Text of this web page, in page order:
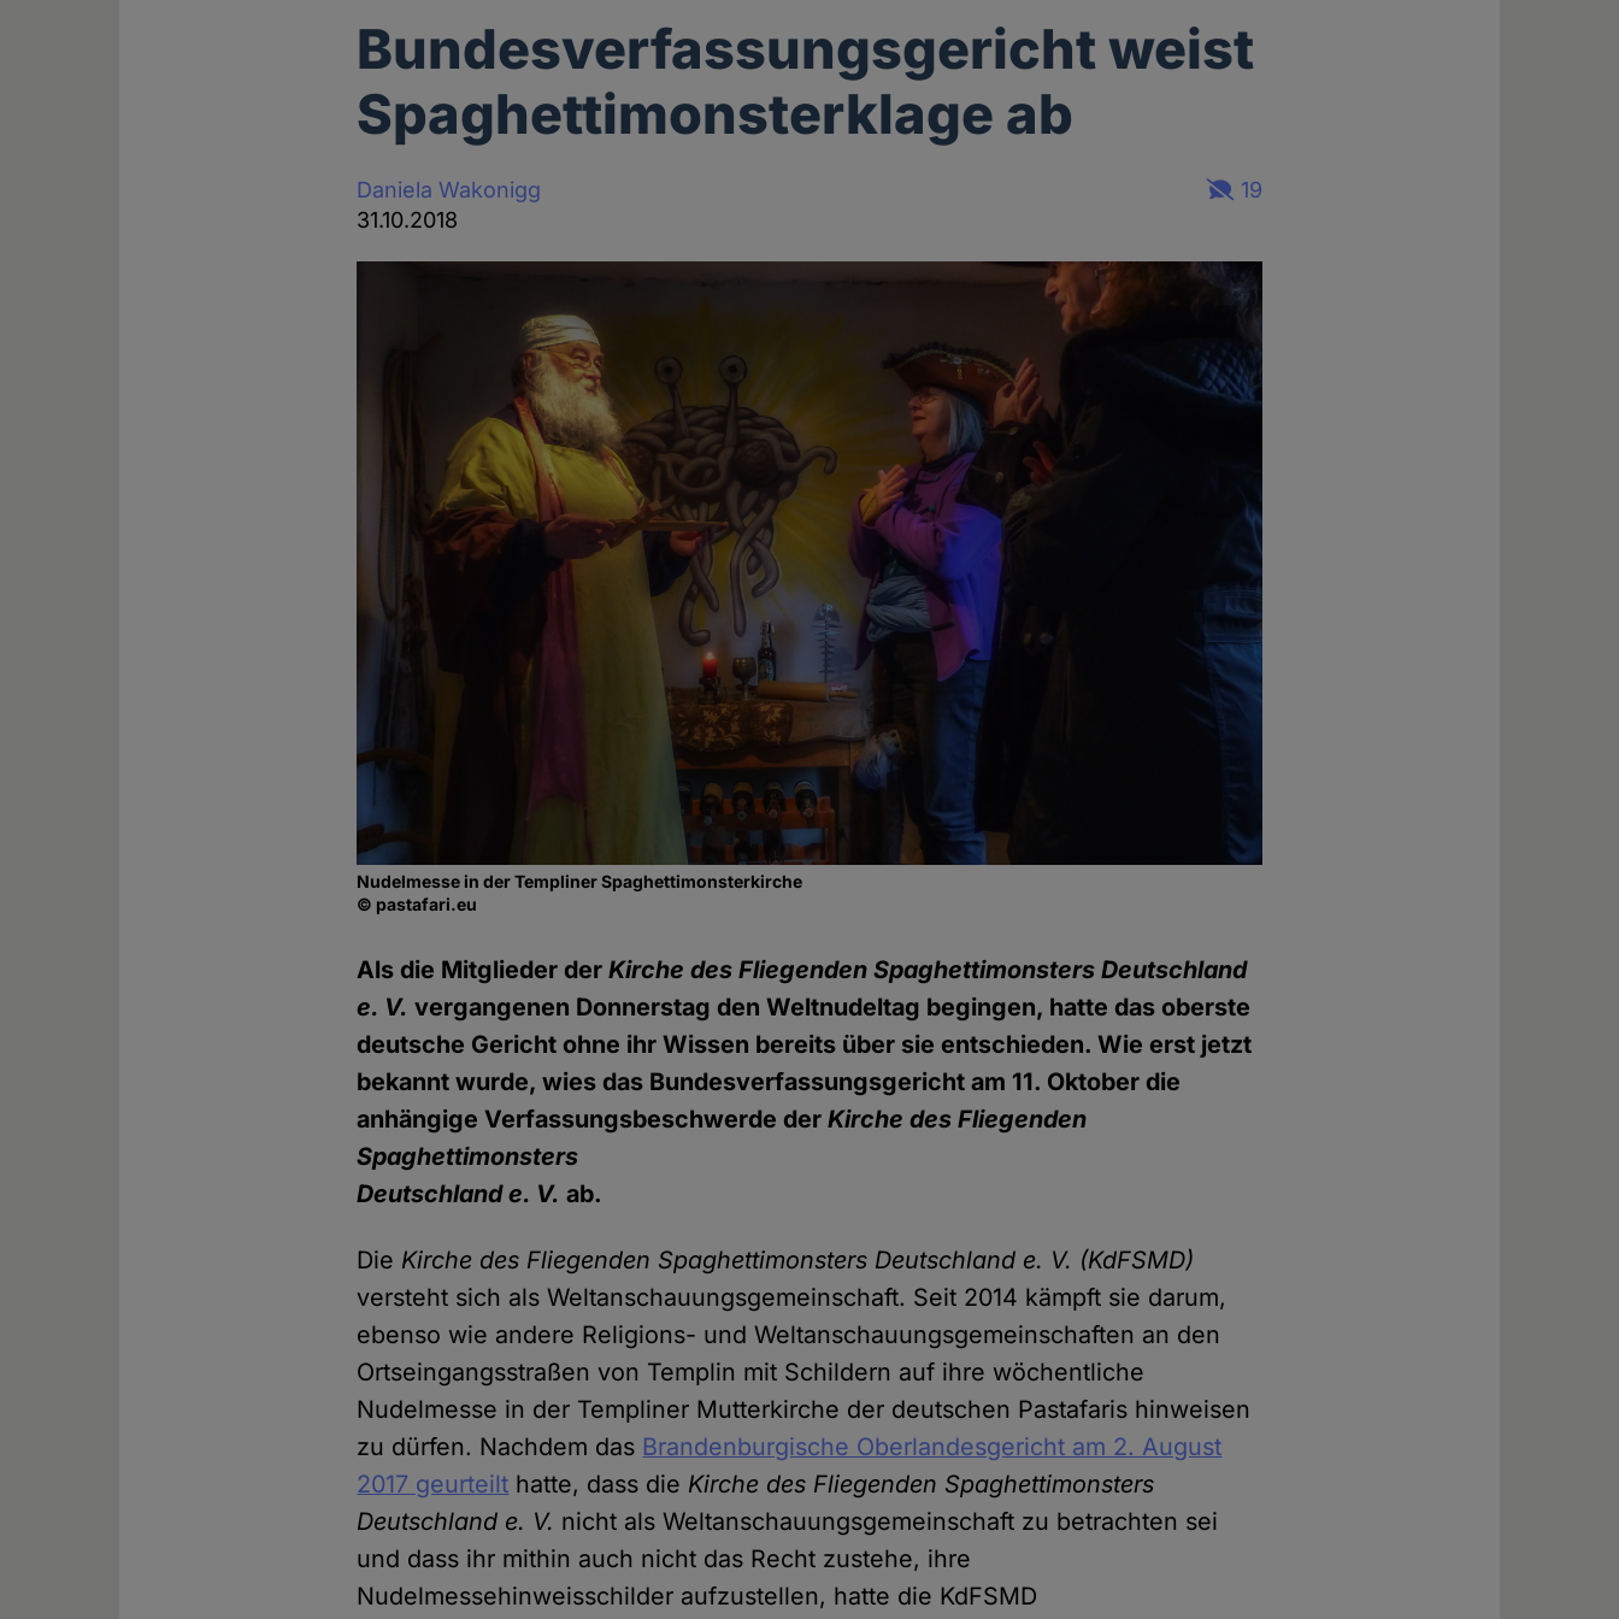
Bundesverfassungsgericht weist
Spaghettimonsterklage ab
Daniela Wakonigg
31.10.2018
19
Nudelmesse in der Templiner Spaghettimonsterkirche
© pastafari.eu
Als die Mitglieder derKirche des Fliegenden Spaghettimonsters Deutschland
e. V. vergangenen Donnerstag den Weltnudeltag begingen, hatte das oberste
deutsche Gericht ohne ihr Wissen bereits über sie entschieden. Wie erst jetzt
bekannt wurde, wies das Bundesverfassungsgericht am 11. Oktober die
anhängige Verfassungsbeschwerde derKirche des Fliegenden
Spaghettimonsters
Deutschlande. V. ab.
Die Kirche des Fliegenden Spaghettimonsters Deutschland e. V. (KdFSMD)
versteht sich als Weltanschauungsgemeinschaft. Seit 2014 kämpft sie darum,
ebenso wie andere Religions- und Weltanschauungsgemeinschaften an den
Ortseingangsstraßen von Templin mit Schildern auf ihre wöchentliche
Nudelmesse in der Templiner Mutterkirche der deutschen Pastafaris hinweisen
zu dürfen. Nachdem das Brandenburgische Oberlandesgericht am 2. August
2017 geurteilt hatte, dass die Kirche des Fliegenden Spaghettimonsters
Deutschland e. V. nicht als Weltanschauungsgemeinschaft zu betrachten sei
und dass ihr mithin auch nicht das Recht zustehe, ihre
Nudelmessehinweisschilder aufzustellen, hatte die KdFSMD